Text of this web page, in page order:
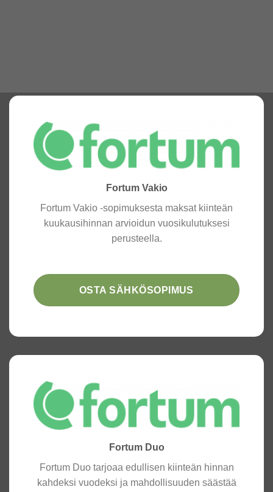
Fortum Vakio
Fortum Vakio -sopimuksesta maksat kiinteän
kuukausihinnan arvioidun vuosikulutuksesi
perusteella.
OSTA SÄHKÖSOPIMUS
Fortum Duo
Fortum Duo tarjoaa edullisen kiinteän hinnan
kahdeksi vuodeksi ja mahdollisuuden säästää